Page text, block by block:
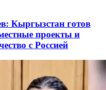
Кыргызстан готов
проекты и
с Россией